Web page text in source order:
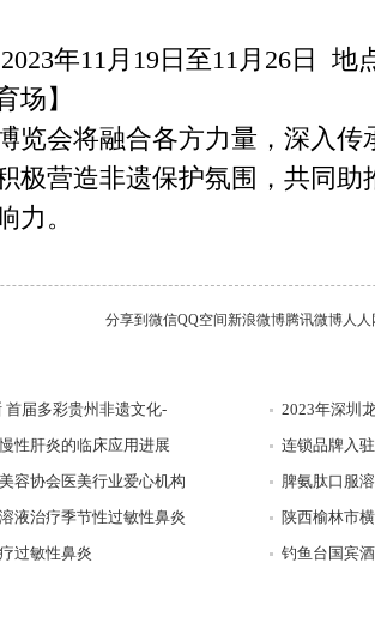
2023年11月19日至11月26日
场】
览会将融合各方力量，深入传
极营造非遗保护氛围，共同助
力。
分享到 微信QQ空间新浪微博腾讯微博人人
首届多彩贵州非遗文化-
2023年深圳
性肝炎的临床应用进展
连锁品牌入
容协会医美行业爱心机构
脾氨肽口服
液治疗季节性过敏性鼻炎
陕西榆林市
过敏性鼻炎
钓鱼台国宾